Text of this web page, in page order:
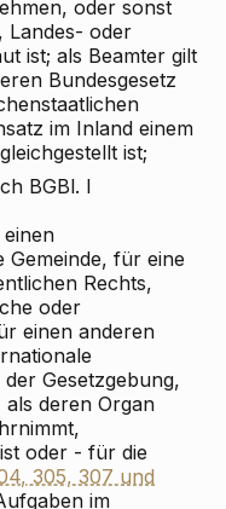
oder sonst
Landes- oder
ist; als Beamter gilt
Bundesgesetz
im Inland einem
ist;
BGBl. I
Gemeinde, für eine
Rechts,
oder
einen anderen
Gesetzgebung,
deren Organ
oder - für die
305, 307 und
im